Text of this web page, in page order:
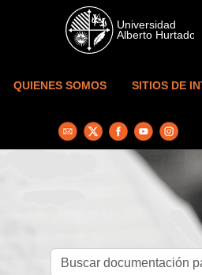
Skip to main content
QUIENES SOMOS SITIOS DE